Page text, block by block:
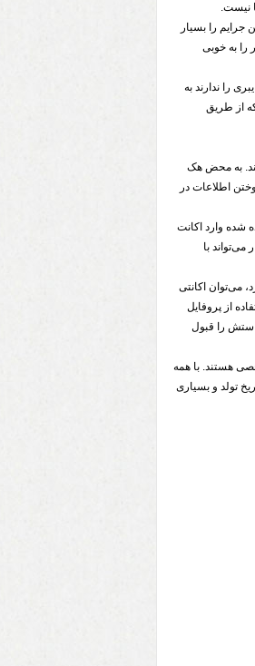
نیست.
را بسیار
را به خوبی
را ندارند به
از طریق
به محض هک
اطلاعات در
شده وارد اکانت
با
می‌توان اکانتی
از پروفایل
را قبول
هستند. با همه
تولد و بسیاری